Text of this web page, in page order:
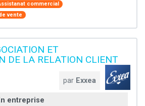
commercial
vente
ET
DE LA RELATION CLIENT
par Exxea
entreprise